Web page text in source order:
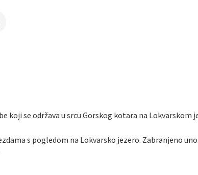
koji se održava u srcu Gorskog kotara na Lokvarskom
s pogledom na Lokvarsko jezero. Zabranjeno